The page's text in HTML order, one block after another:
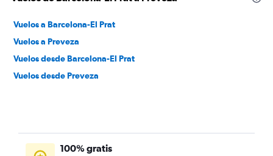
Vuelos a Barcelona-El Prat
Vuelos a Preveza
Vuelos desde Barcelona-El Prat
Vuelos desde Preveza
100% gratis